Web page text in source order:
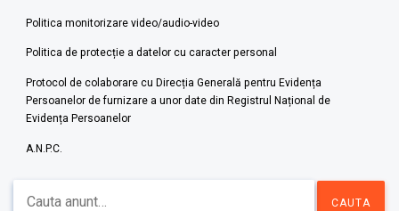
Politica monitorizare video/audio-video
Politica de protecție a datelor cu caracter personal
Protocol de colaborare cu Direcția Generală pentru Evidența
Persoanelor de furnizare a unor date din Registrul Național de
Evidența Persoanelor
A.N.P.C.